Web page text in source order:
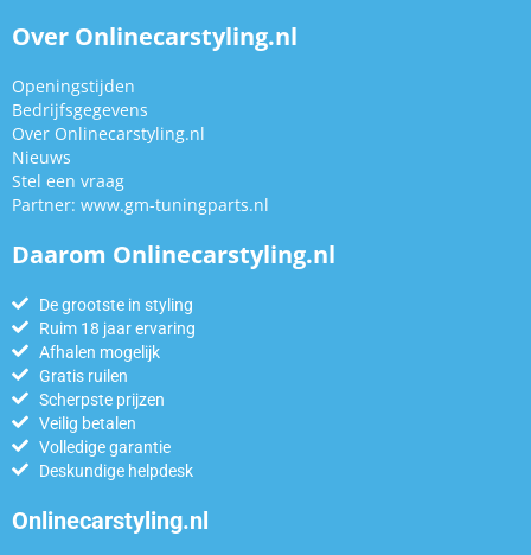
Over Onlinecarstyling.nl
Openingstijden
Bedrijfsgegevens
Over Onlinecarstyling.nl
Nieuws
Stel een vraag
Partner: www.gm-tuningparts.nl
Daarom Onlinecarstyling.nl
De grootste in styling
Ruim 18 jaar ervaring
Afhalen mogelijk
Gratis ruilen
Scherpste prijzen
Veilig betalen
Volledige garantie
Deskundige helpdesk
Onlinecarstyling.nl